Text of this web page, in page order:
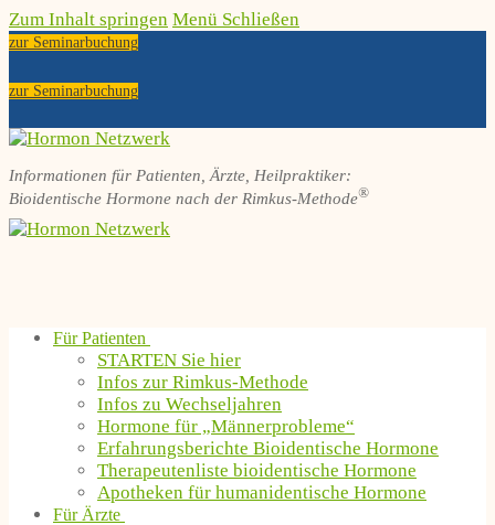
Zum Inhalt springen Menü Schließen
zur Seminarbuchung
zur Seminarbuchung
Informationen für Patienten, Ärzte, Heilpraktiker:
Bioidentische Hormone nach der Rimkus-Methode®
Für Patienten
STARTEN Sie hier
Infos zur Rimkus-Methode
Infos zu Wechseljahren
Hormone für „Männerprobleme“
Erfahrungsberichte Bioidentische Hormone
Therapeutenliste bioidentische Hormone
Apotheken für humanidentische Hormone
Für Ärzte